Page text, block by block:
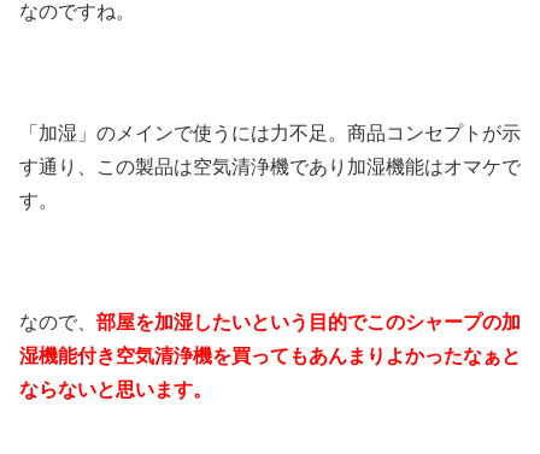
なのですね。
「加湿」のメインで使うには力不足。商品コンセプトが示
す通り、この製品は空気清浄機であり加湿機能はオマケで
す。
なので、 部屋を加湿したいという目的でこのシャープの加
湿機能付き空気清浄機を買ってもあんまりよかったなぁと
ならないと思います。